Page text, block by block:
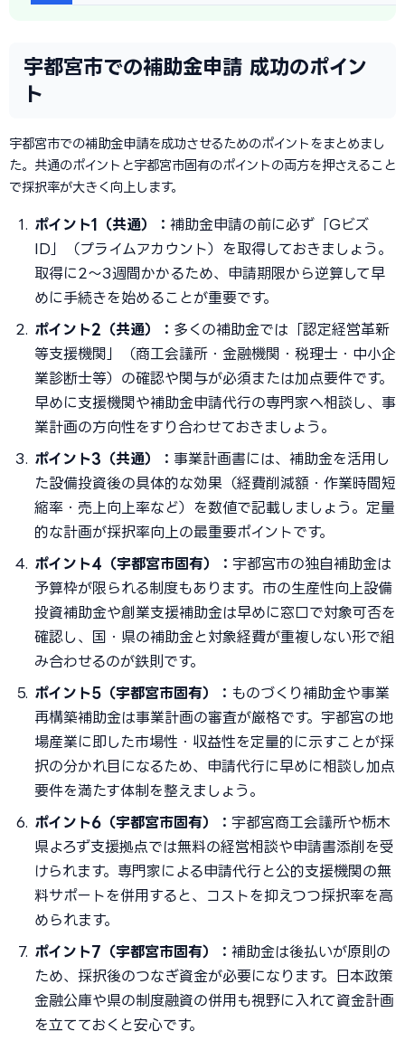
宇都宮市での補助金申請 成功のポイン
ト
宇都宮市での補助金申請を成功させるためのポイントをまとめまし
た。共通のポイントと宇都宮市固有のポイントの両方を押さえること
で採択率が大きく向上します。
ポイント1（共通）： 補助金申請の前に必ず「Gビズ
ID」（プライムアカウント）を取得しておきましょう。
取得に2〜3週間かかるため、申請期限から逆算して早
めに手続きを始めることが重要です。
ポイント2（共通）： 多くの補助金では「認定経営革新
等支援機関」（商工会議所・金融機関・税理士・中小企
業診断士等）の確認や関与が必須または加点要件です。
早めに支援機関や補助金申請代行の専門家へ相談し、事
業計画の方向性をすり合わせておきましょう。
ポイント3（共通）： 事業計画書には、補助金を活用し
た設備投資後の具体的な効果（経費削減額・作業時間短
縮率・売上向上率など）を数値で記載しましょう。定量
的な計画が採択率向上の最重要ポイントです。
ポイント4（宇都宮市固有）： 宇都宮市の独自補助金は
予算枠が限られる制度もあります。市の生産性向上設備
投資補助金や創業支援補助金は早めに窓口で対象可否を
確認し、国・県の補助金と対象経費が重複しない形で組
み合わせるのが鉄則です。
ポイント5（宇都宮市固有）： ものづくり補助金や事業
再構築補助金は事業計画の審査が厳格です。宇都宮の地
場産業に即した市場性・収益性を定量的に示すことが採
択の分かれ目になるため、申請代行に早めに相談し加点
要件を満たす体制を整えましょう。
ポイント6（宇都宮市固有）： 宇都宮商工会議所や栃木
県よろず支援拠点では無料の経営相談や申請書添削を受
けられます。専門家による申請代行と公的支援機関の無
料サポートを併用すると、コストを抑えつつ採択率を高
められます。
ポイント7（宇都宮市固有）： 補助金は後払いが原則の
ため、採択後のつなぎ資金が必要になります。日本政策
金融公庫や県の制度融資の併用も視野に入れて資金計画
を立てておくと安心です。